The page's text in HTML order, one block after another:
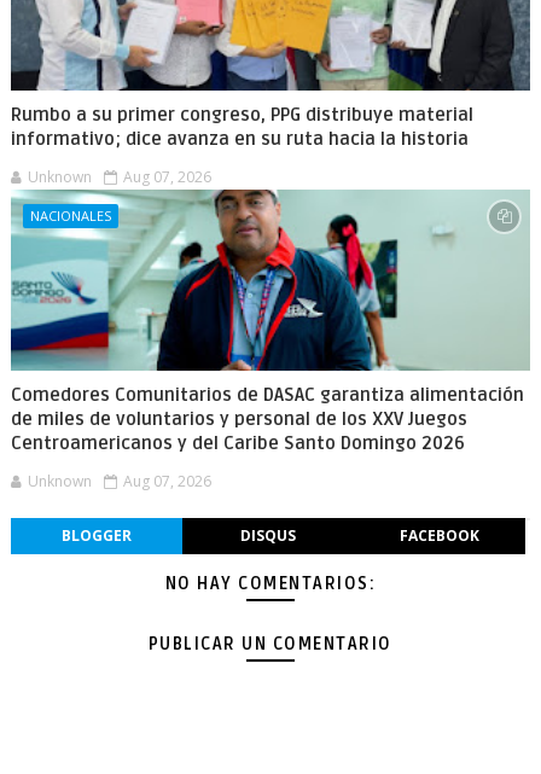
Rumbo a su primer congreso, PPG distribuye material
informativo; dice avanza en su ruta hacia la historia
Unknown Aug 07, 2026
NACIONALES
Comedores Comunitarios de DASAC garantiza alimentación
de miles de voluntarios y personal de los XXV Juegos
Centroamericanos y del Caribe Santo Domingo 2026
Unknown Aug 07, 2026
BLOGGER DISQUS FACEBOOK
NO HAY COMENTARIOS:
PUBLICAR UN COMENTARIO